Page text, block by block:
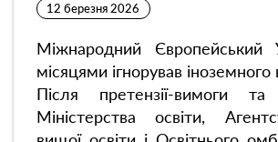
12 березня 2026
Міжнародний Європейський
місяцями ігнорував іноземного
Після претензії-вимоги
Міністерства освіти,